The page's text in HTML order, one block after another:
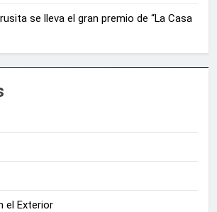
se lleva el gran premio de “La Casa
el Exterior